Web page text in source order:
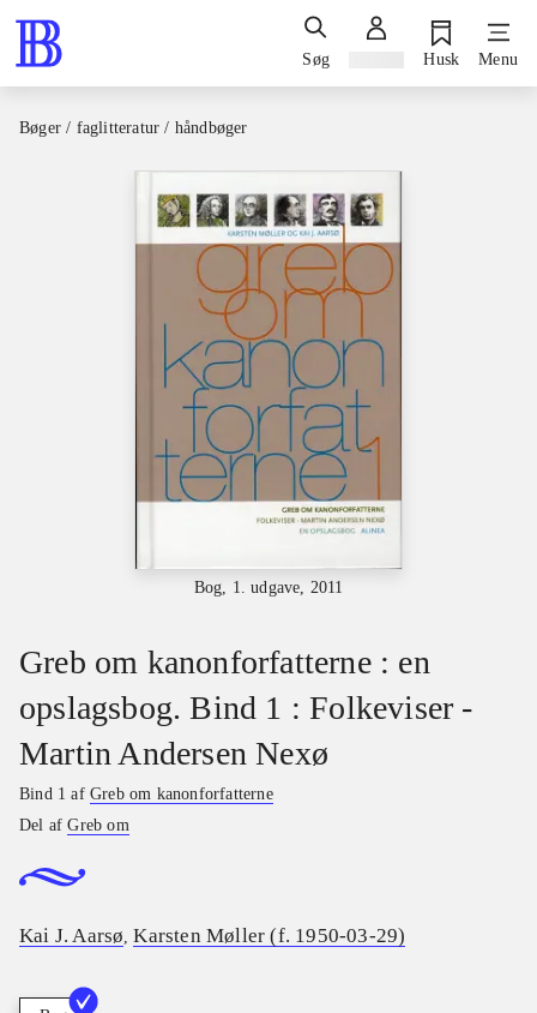
Søg Husk Menu
Bøger / faglitteratur / håndbøger
Bog, 1. udgave, 2011
Greb om kanonforfatterne : en
opslagsbog. Bind 1 : Folkeviser -
Martin Andersen Nexø
Bind 1 afGreb om kanonforfatterne
Del afGreb om
Kai J. Aarsø,Karsten Møller (f. 1950-03-29)